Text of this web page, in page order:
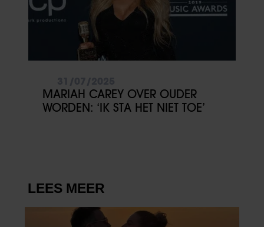
MARIAH CAREY OVER OUDER
WORDEN: ‘IK STA HET NIET TOE’